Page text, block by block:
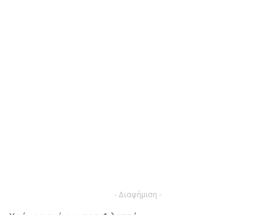
- Διαφήμιση -